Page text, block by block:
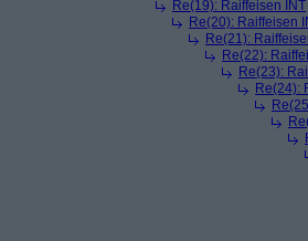
Re(19): Raiffeisen INT
Re(20): Raiffeisen
Re(21):
Re(22):
Re(23):
Re(24):